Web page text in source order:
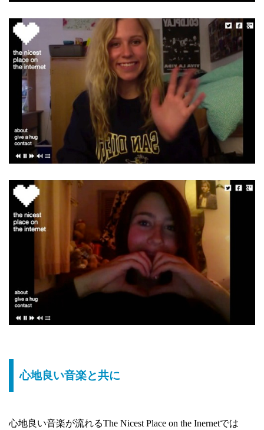
心地良い音楽と共に
心地良い音楽が流れるThe Nicest Place on the Inernetでは